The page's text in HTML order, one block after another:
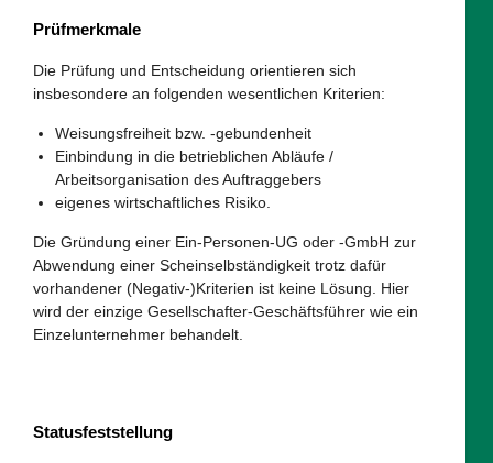
Prüfmerkmale
Die Prüfung und Entscheidung orientieren sich
insbesondere an folgenden wesentlichen Kriterien:
Weisungsfreiheit bzw. -gebundenheit
Einbindung in die betrieblichen Abläufe /
Arbeitsorganisation des Auftraggebers
eigenes wirtschaftliches Risiko.
Die Gründung einer Ein-Personen-UG oder -GmbH zur
Abwendung einer Scheinselbständigkeit trotz dafür
vorhandener (Negativ-)Kriterien ist keine Lösung. Hier
wird der einzige Gesellschafter-Geschäftsführer wie ein
Einzelunternehmer behandelt.
Statusfeststellung